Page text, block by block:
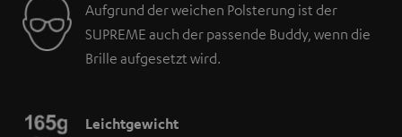
Aufgrund der weichen Polsterung ist der
SUPREME auch der passende Buddy, wenn die
Brille aufgesetzt wird.
Leichtgewicht